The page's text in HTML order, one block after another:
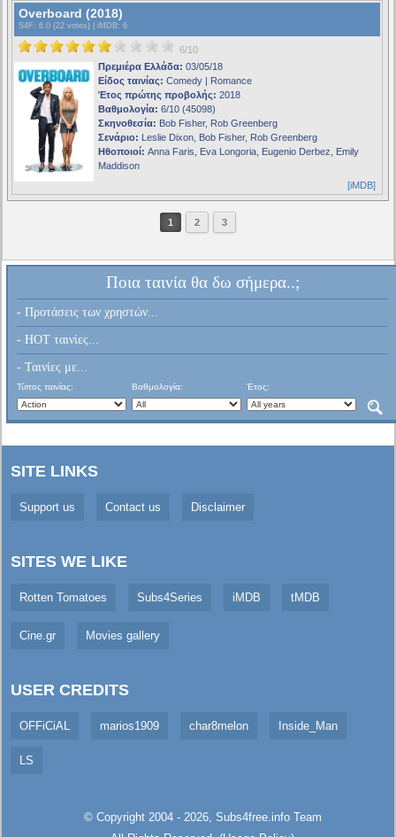
Overboard (2018)
S4F : 6.0 (22 votes) | iMDB: 6
6/10
Πρεμιέρα Ελλάδα: 03/05/18
Είδος ταινίας: Comedy | Romance
Έτος πρώτης προβολής: 2018
Βαθμολογία: 6/10 (45098)
Σκηνοθεσία: Bob Fisher, Rob Greenberg
Σενάριο: Leslie Dixon, Bob Fisher, Rob Greenberg
Ηθοποιοί: Anna Faris, Eva Longoria, Eugenio Derbez, Emily
Maddison
[iMDB]
1 2 3
Ποια ταινία θα δω σήμερα..;
- Προτάσεις των χρηστών...
- HOT ταινίες...
- Ταινίες με...
Τύπος ταινίας: Βαθμολογία: Έτος:
SITE LINKS
Support us Contact us Disclaimer
SITES WE LIKE
Rotten Tomatoes Subs4Series iMDB tMDB
Cine.gr Movies gallery
USER CREDITS
OFFiCiAL marios1909 char8melon Inside_Man
LS
© Copyright 2004 - 2026, Subs4free.infoTeam